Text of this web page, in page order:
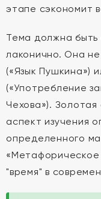
этапе сэкономит
Тема должна быть
лаконично. Она
(«Язык Пушкина»)
(«Употребление
Чехова»).
аспект изучения
определенного
"время" в